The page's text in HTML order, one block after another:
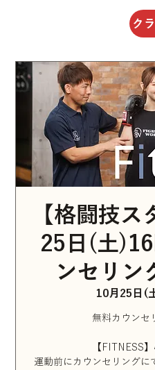
ク
【格闘技ス
25日(土
ンセリン
10月25日(
無料カウンセ
【FITNESS
運動前にカウンセリングに